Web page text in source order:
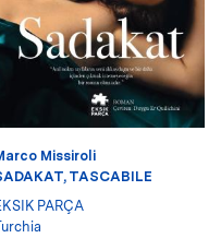
Missiroli
TASCABILE
PARÇA